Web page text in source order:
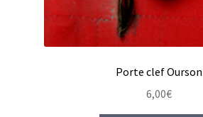
Porte clef Ourson
6,00€